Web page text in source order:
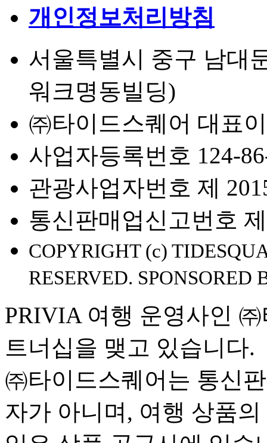
개인정보처리방침
서울특별시 중구 남대
워크명동빌딩)
㈜타이드스퀘어 대표
사업자등록번호 124-
관광사업자번호 제
통신판매업신고번호
COPYRIGHT (c)
RESERVED.
PRIVIA 여행 운영사인
트너십을 맺고 있습니다.
㈜타이드스퀘어는 통신
자가 아니며, 여행 상품